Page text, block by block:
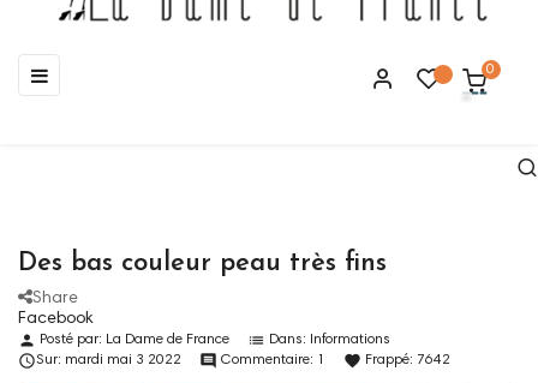
Basculer
la
☰ 0
Des bas couleur peau très fins
Share
Facebook
person Posté par: La Dame de France list Dans: Informations
Sur: mardi mai 3 2022 comment Commentaire: 1 favorite Frappé: 7642